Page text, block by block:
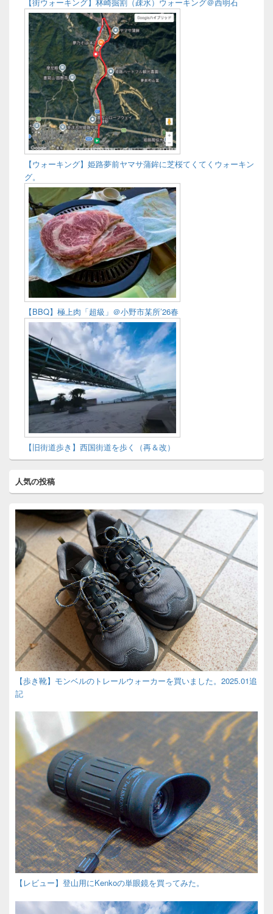
【ウォーキング】姫路夢前ヤマサ蒲鉾に芝桜てくてくウォーキン
グ。
【BBQ】極上肉「超級」＠小野市某所’26春
【旧街道歩き】西国街道を歩く（再＆改）
人気の投稿
【歩き靴】モンベルのトレールウォーカーを買いました。2025.01追
記
【レビュー】登山用にKenkoの単眼鏡を買ってみた。